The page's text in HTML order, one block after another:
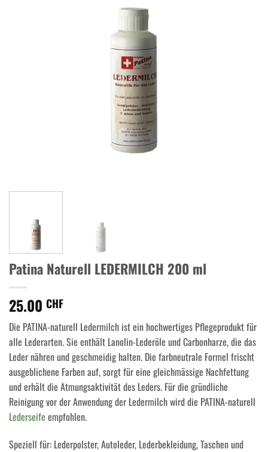
Patina Naturell LEDERMILCH 200 ml
25.00 CHF
Die PATINA-naturell Ledermilch ist ein hochwertiges Pflegeprodukt für
alle Lederarten. Sie enthält Lanolin-Lederöle und Carbonharze, die das
Leder nähren und geschmeidig halten. Die farbneutrale Formel frischt
ausgeblichene Farben auf, sorgt für eine gleichmässige Nachfettung
und erhält die Atmungsaktivität des Leders. Für die gründliche
Reinigung vor der Anwendung der Ledermilch wird die PATINA-naturell
Lederseife empfohlen.
Speziell für: Lederpolster, Autoleder, Lederbekleidung, Taschen und